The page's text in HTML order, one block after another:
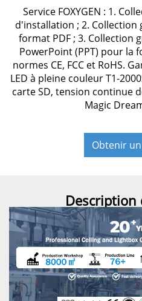
Service FOXYGEN : 1.
d'installation ; 2. Collection
format PDF ; 3. Collection
PowerPoint (PPT) pour la
normes CE, FCC et RoHS.
LED à pleine couleur T1-
carte SD, tension continue
Magic
Obtenir